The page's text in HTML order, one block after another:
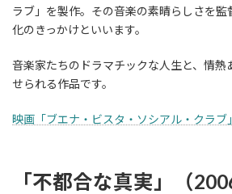
ラブ」を製作。その音楽の素晴らしさを
化のきっかけといいます。
音楽家たちのドラマチックな人生と、情熱
せられる作品です。
映画「ブエナ・ビスタ・ソシアル・クラブ
「不都合な真実」（